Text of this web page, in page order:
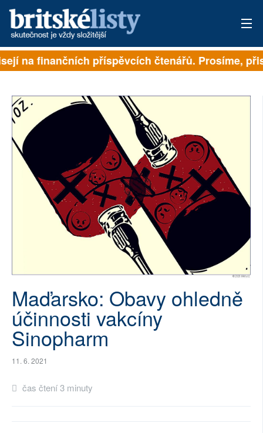
PŘIHLÁSIT
ARCHIV
ROZHOVORY
TÉMATA
NEJČTENĚJŠÍ ZA 7 DNÍ
SOCIÁLNÍ SÍTĚ
RUBRIKY
PLNÁ VERZE STRÁNEK
na finančních příspěvcích čtenářů. Prosíme,
Maďarsko: Obavy ohledně
účinnosti vakcíny
Sinopharm
11. 6. 2021
čas čtení 3 minuty